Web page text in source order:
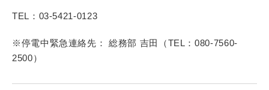
TEL：03-5421-0123
※停電中緊急連絡先： 総務部 吉田（TEL：080-7560-
2500）